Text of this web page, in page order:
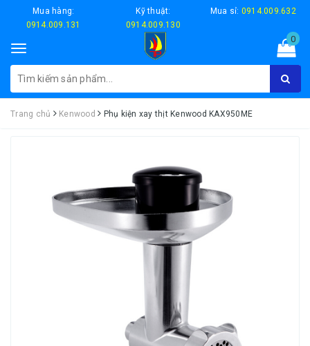
Mua hàng:
0914.009.131
Kỹ thuật:
0914.009.130
Mua sỉ: 0914.009.632
Toggle
navigation
0
Trang chủ Kenwood Phụ kiện xay thịt Kenwood KAX950ME